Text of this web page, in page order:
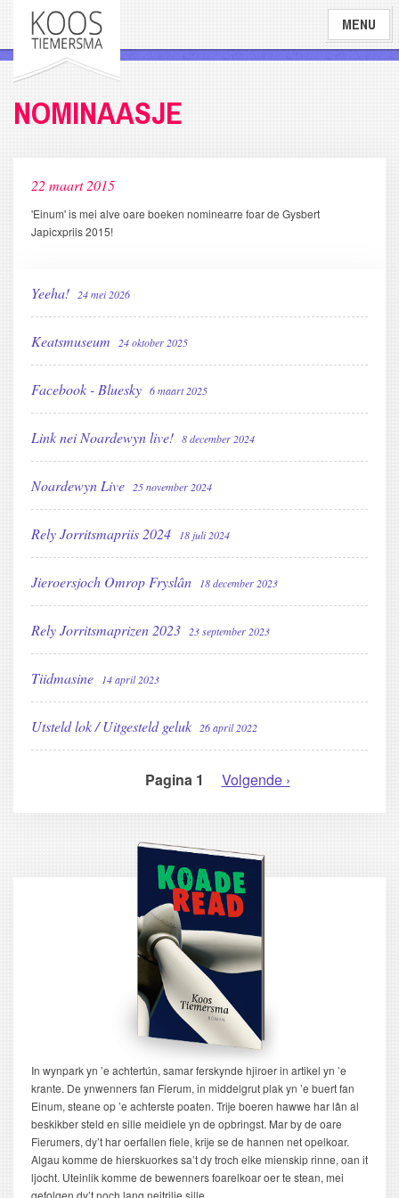
Overslaan
naar
gaan
MENU
NOMINAASJE
22 maart 2015
'Einum' is mei alve oare boeken nominearre foar de Gysbert
Japicxpriis 2015!
Yeeha! 24 mei 2026
Keatsmuseum 24 oktober 2025
Facebook - Bluesky 6 maart 2025
Link nei Noardewyn live! 8 december 2024
Noardewyn Live 25 november 2024
Rely Jorritsmapriis 2024 18 juli 2024
Jieroersjoch Omrop Fryslân 18 december 2023
Rely Jorritsmaprizen 2023 23 september 2023
Tiidmasine 14 april 2023
Utsteld lok / Uitgesteld geluk 26 april 2022
Pagina 1
Volgende
Volgende ›
In wynpark yn ’e achtertún, samar ferskynde hjiroer in artikel yn ’e
krante. De ynwenners fan Fierum, in middelgrut plak yn ’e buert fan
Einum, steane op ’e achterste poaten. Trije boeren hawwe har lân al
beskikber steld en sille meidiele yn de opbringst. Mar by de oare
Fierumers, dy’t har oerfallen fiele, krije se de hannen net opelkoar.
Algau komme de hierskuorkes sa’t dy troch elke mienskip rinne, oan it
ljocht. Uteinlik komme de bewenners foarelkoar oer te stean, mei